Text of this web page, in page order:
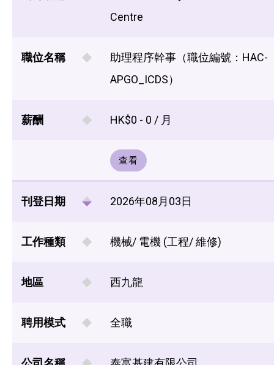
Centre
職位名稱
助理程序幹事（職位編號：HAC-
APGO_ICDS）
薪酬 HK$0 - 0 / 月
查看
刊登日期 2026年08月03日
工作種類 機械/ 電機 (工程/ 維修)
地區 西九龍
聘用模式 全職